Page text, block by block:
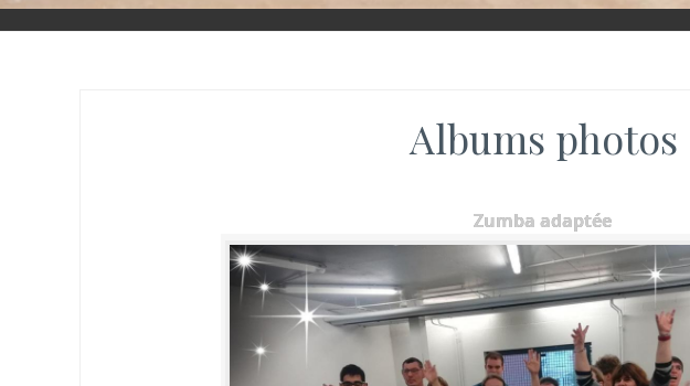
Albums photos
Zumba adaptée